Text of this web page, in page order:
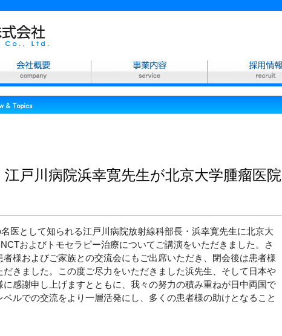
戸川病院浜幸寛先生が北京大学腫瘤医院
医として知られる江戸川病院放射線科部長・浜幸寛先生に北京大
およびトモセラピー治療についてご講演をいただきました。さ
様およびご家族との交流会にもご出席いただき、閉会後は患者様
きました。この度ご尽力をいただきました浜先生、そして日本や
感謝申し上げますとともに、我々の努力の積み重ねが日中両国で
ルでの交流をより一層活発にし、多くの患者様の助けとなること